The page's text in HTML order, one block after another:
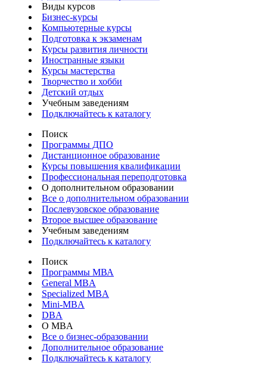
Виды курсов
Бизнес-курсы
Компьютерные курсы
Подготовка к экзаменам
Курсы развития личности
Иностранные языки
Курсы мастерства
Творчество и хобби
Детский отдых
Учебным заведениям
Подключайтесь к каталогу
Поиск
Программы ДПО
Дистанционное образование
Курсы повышения квалификации
Профессиональная переподготовка
О дополнительном образовании
Все о дополнительном образовании
Послевузовское образование
Второе высшее образование
Учебным заведениям
Подключайтесь к каталогу
Поиск
Программы МВА
General MBA
Specialized MBA
Mini-MBA
DBA
О MBA
Все о бизнес-образовании
Дополнительное образование
Подключайтесь к каталогу